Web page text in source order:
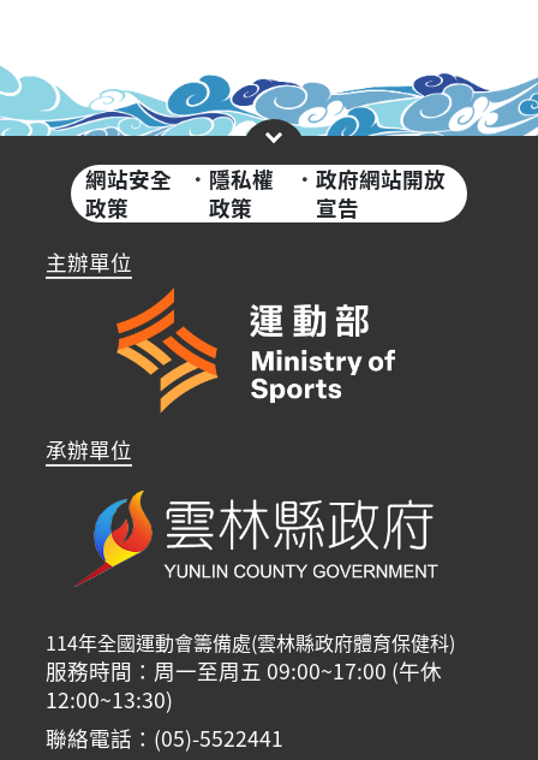
網站安全
政策
· 隱私權
政策
·政府網站開放
宣告
主辦單位
承辦單位
114年全國運動會籌備處(雲林縣政府體育保健科)
服務時間：周一至周五 09:00~17:00 (午休
12:00~13:30)
聯絡電話：(05)-5522441